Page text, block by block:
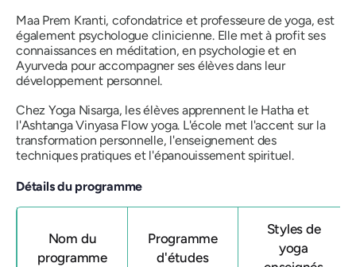
Maa Prem Kranti, cofondatrice et professeure de yoga, est
également psychologue clinicienne. Elle met à profit ses
connaissances en méditation, en psychologie et en
Ayurveda pour accompagner ses élèves dans leur
développement personnel.
Chez Yoga Nisarga, les élèves apprennent le Hatha et
l'Ashtanga Vinyasa Flow yoga. L'école met l'accent sur la
transformation personnelle, l'enseignement des
techniques pratiques et l'épanouissement spirituel.
Détails du programme
Nom du
programme
Programme
d'études
Styles de
yoga